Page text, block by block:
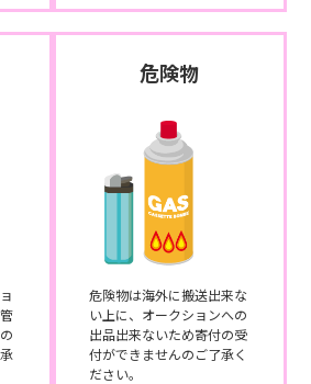
危険物
危険物は海外に搬送出来な
い上に、オークションへの
出品出来ないため寄付の受
付ができませんのご了承く
ださい。